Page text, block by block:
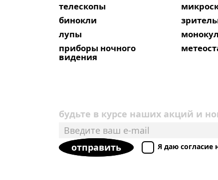
телескопы
бинокли
лупы
приборы ночного
видения
будьте в курсе наших акций и
отправить Я даю